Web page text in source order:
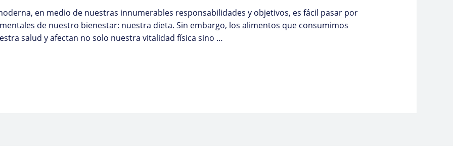
en medio de nuestras innumerables responsabilidades y objetivos, es fácil pasar por
de nuestro bienestar: nuestra dieta. Sin embargo, los alimentos que consumimos
salud y afectan no solo nuestra vitalidad física sino …